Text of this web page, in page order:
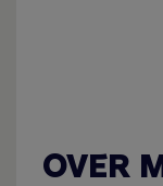
OVER